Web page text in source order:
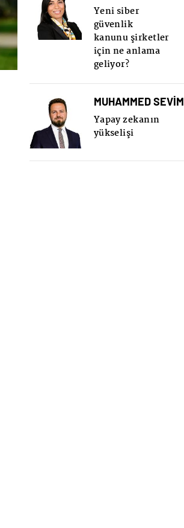
Yeni siber
güvenlik
kanunu şirketler
için ne anlama
geliyor?
MUHAMMED SEVİM
Yapay zekanın
yükselişi